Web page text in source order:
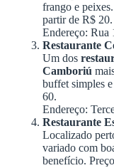
frango e
partir de R$ 20.
Endereço: Rua
Restaurante
Um dos
Camboriú
buffet simples
60.
Endereço:
Restaurante
Localizado
variado com
benefício.